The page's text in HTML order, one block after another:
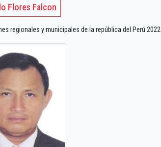
Flores Falcon
regionales y municipales de la república del Perú 2022